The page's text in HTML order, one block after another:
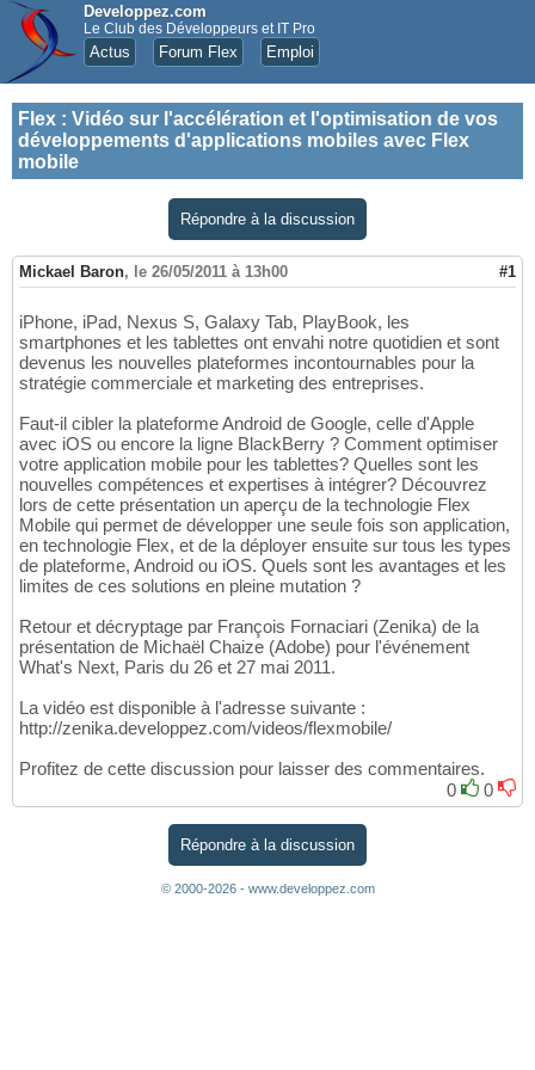
Developpez.com
Le Club des Développeurs et IT Pro
Actus Forum Flex Emploi
Flex : Vidéo sur l'accélération et l'optimisation de vos
développements d'applications mobiles avec Flex
mobile
Répondre à la discussion
Mickael Baron, le 26/05/2011 à 13h00 #1
iPhone, iPad, Nexus S, Galaxy Tab, PlayBook, les
smartphones et les tablettes ont envahi notre quotidien et sont
devenus les nouvelles plateformes incontournables pour la
stratégie commerciale et marketing des entreprises.
Faut-il cibler la plateforme Android de Google, celle d'Apple
avec iOS ou encore la ligne BlackBerry ? Comment optimiser
votre application mobile pour les tablettes? Quelles sont les
nouvelles compétences et expertises à intégrer? Découvrez
lors de cette présentation un aperçu de la technologie Flex
Mobile qui permet de développer une seule fois son application,
en technologie Flex, et de la déployer ensuite sur tous les types
de plateforme, Android ou iOS. Quels sont les avantages et les
limites de ces solutions en pleine mutation ?
Retour et décryptage par François Fornaciari (Zenika) de la
présentation de Michaël Chaize (Adobe) pour l'événement
What's Next, Paris du 26 et 27 mai 2011.
La vidéo est disponible à l'adresse suivante :
http://zenika.developpez.com/videos/flexmobile/
Profitez de cette discussion pour laisser des commentaires.
0
0
Répondre à la discussion
© 2000-2026 - www.developpez.com